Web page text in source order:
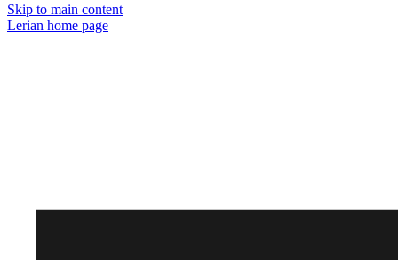
Skip to main content
Lerian home page